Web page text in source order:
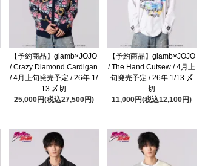
【予約商品】glamb×JOJO
/ Crazy Diamond Cardigan
/ 4月上旬発売予定 / 26年 1/
13 〆切
25,000円(税込27,500円)
【予約商品】glamb×JOJO
/ The Hand Cutsew / 4月上
旬発売予定 / 26年 1/13 〆
切
11,000円(税込12,100円)